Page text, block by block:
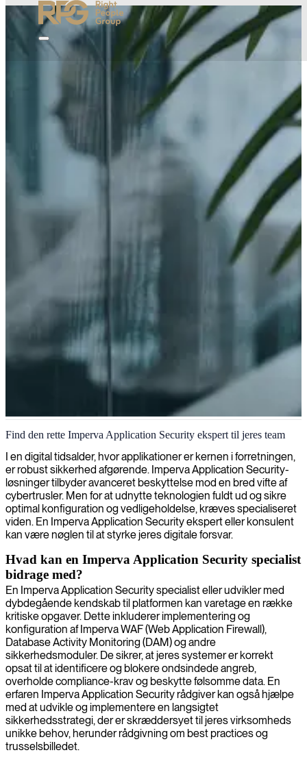
Imperva Application Security-specialist
Find den rette Imperva Application Security ekspert til jeres team
I en digital tidsalder, hvor applikationer er kernen i forretningen,
er robust sikkerhed afgørende. Imperva Application Security-
løsninger tilbyder avanceret beskyttelse mod en bred vifte af
cybertrusler. Men for at udnytte teknologien fuldt ud og sikre
optimal konfiguration og vedligeholdelse, kræves specialiseret
viden. En Imperva Application Security ekspert eller konsulent
kan være nøglen til at styrke jeres digitale forsvar.
Hvad kan en Imperva Application Security specialist
bidrage med?
En Imperva Application Security specialist eller udvikler med
dybdegående kendskab til platformen kan varetage en række
kritiske opgaver. Dette inkluderer implementering og
konfiguration af Imperva WAF (Web Application Firewall),
Database Activity Monitoring (DAM) og andre
sikkerhedsmoduler. De sikrer, at jeres systemer er korrekt
opsat til at identificere og blokere ondsindede angreb,
overholde compliance-krav og beskytte følsomme data. En
erfaren Imperva Application Security rådgiver kan også hjælpe
med at udvikle og implementere en langsigtet
sikkerhedsstrategi, der er skræddersyet til jeres virksomheds
unikke behov, herunder rådgivning om best practices og
trusselsbilledet.